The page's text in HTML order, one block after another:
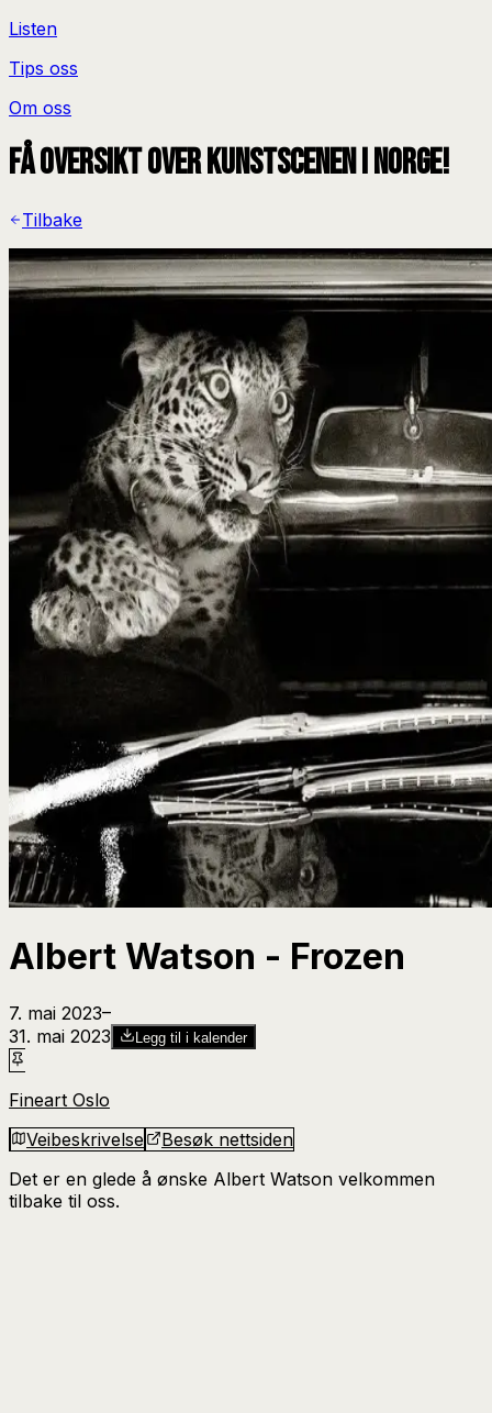
Listen
Tips oss
Om oss
Få oversikt over kunstscenen i Norge!
Tilbake
Albert Watson - Frozen
7. mai 2023–​
31. mai 2023
Legg til i kalender
Fineart Oslo
Veibeskrivelse
Besøk nettsiden
Det er en glede å ønske Albert Watson velkommen
tilbake til oss.